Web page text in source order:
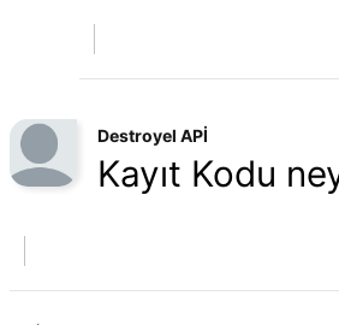
Destroyel APİ
Kayıt Kodu